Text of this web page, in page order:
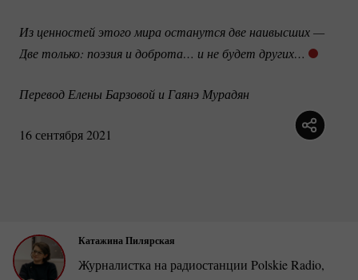
Из ценностей этого мира останутся две наивысших —
Две только: поэзия и доброта… и не будет других…
Перевод Елены Барзовой и Гаянэ Мурадян
16 сентября 2021
Катажина Пилярская
Журналистка на радиостанции Polskie Radio,